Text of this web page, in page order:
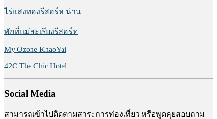
ไร่แสงทองรีสอร์ท น่าน
พักที่แม่สะเรียงรีสอร์ท
My Ozone KhaoYai
42C The Chic Hotel
Social Media
สามารถเข้าไปติดตามสาระการท่องเที่ยว หรือพูดคุยสอบถาม